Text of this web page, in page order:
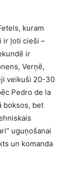
kuram
ir ļoti cieši –
ir
Verņē,
veikuši 20-30
Pedro de la
boksos, bet
uguņošanai
un komanda